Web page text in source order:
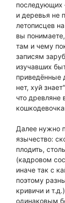
последующих
и деревья не
летописцев
вы
там и чему
записям
изучавших
приведённые
нет, хуй
что древляне
Далее нужно
язычество:
плодить,
(кадровом
иначе так с
поэтому
кривичи и
одинаковым